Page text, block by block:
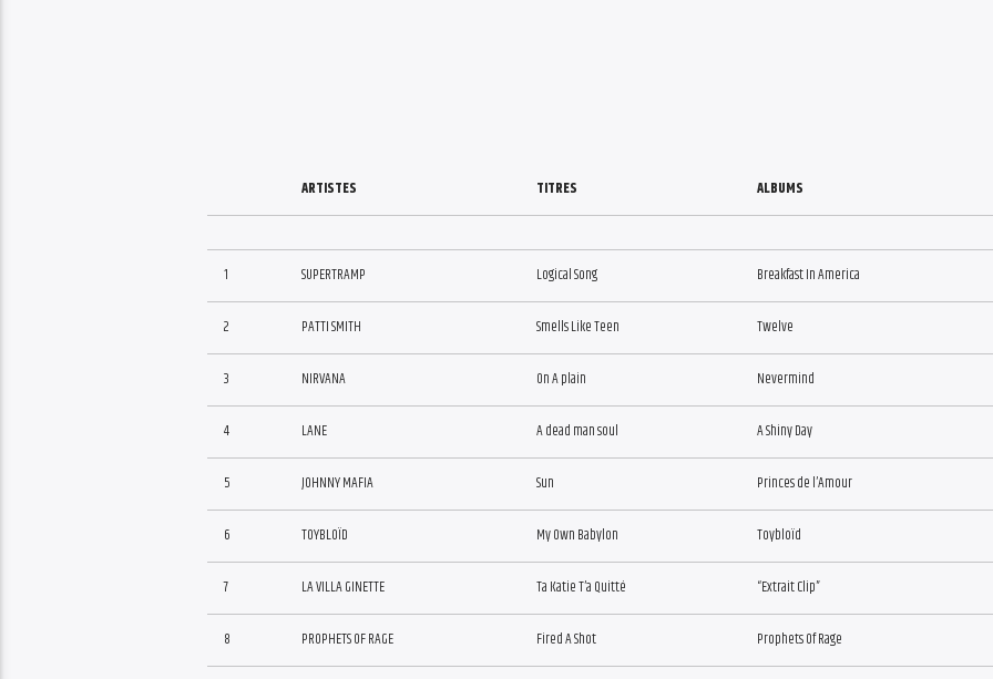
ARTISTES TITRES ALBUMS
1 SUPERTRAMP Logical Song Breakfast In America
2 PATTI SMITH Smells Like Teen Twelve
3 NIRVANA On A plain Nevermind
4 LANE A dead man soul A Shiny Day
5 JOHNNY MAFIA Sun Princes de l’Amour
6 TOYBLOÏD My Own Babylon Toybloïd
7 LA VILLA GINETTE Ta Katie T’a Quitté “Extrait Clip”
8 PROPHETS OF RAGE Fired A Shot Prophets Of Rage